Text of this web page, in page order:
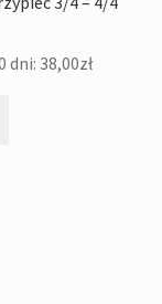
dni: 38,00zł